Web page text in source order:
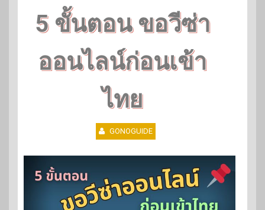
5 ขั้นตอน ขอวีซ่า
ออนไลน์ก่อนเข้า
ไทย
GONOGUIDE